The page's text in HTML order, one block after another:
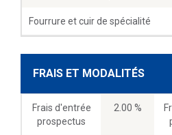
Fourrure et cuir de spécialité
FRAIS ET MODALITÉS
Frais d'entrée
prospectus
2.00 %